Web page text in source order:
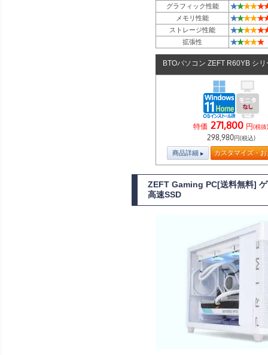
グラフィック性能 ★★★★★
メモリ性能 ★★★★★
ストレージ性能 ★★★★★
拡張性 ★★★★★
BTOパソコン ZEFT R60YB シリ
特価 271,800 円(税抜
298,980円(税込)
商品詳細 カスタマイズ・
ZEFT Gaming PC[送料無料]
高速SSD